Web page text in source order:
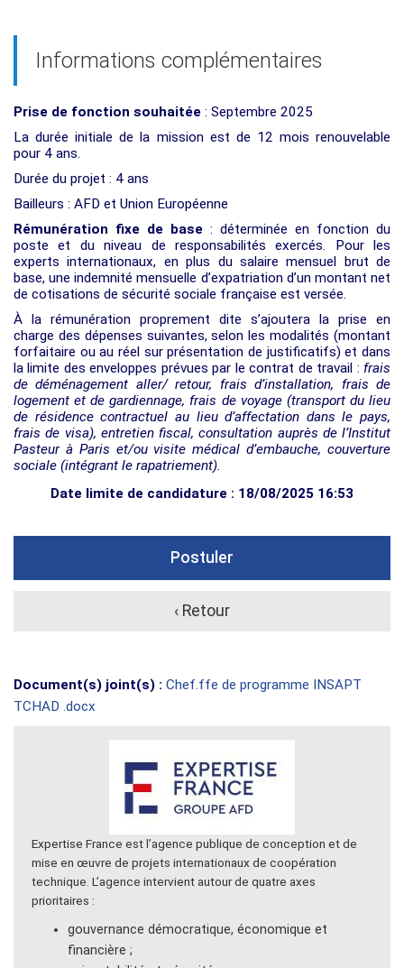
Informations complémentaires
Prise de fonction souhaitée : Septembre 2025
La durée initiale de la mission est de 12 mois renouvelable
pour 4 ans.
Durée du projet : 4 ans
Bailleurs : AFD et Union Européenne
Rémunération fixe de base : déterminée en fonction du
poste et du niveau de responsabilités exercés. Pour les
experts internationaux, en plus du salaire mensuel brut de
base, une indemnité mensuelle d’expatriation d’un montant net
de cotisations de sécurité sociale française est versée.
À la rémunération proprement dite s’ajoutera la prise en
charge des dépenses suivantes, selon les modalités (montant
forfaitaire ou au réel sur présentation de justificatifs) et dans
la limite des enveloppes prévues par le contrat de travail : frais
de déménagement aller/ retour, frais d’installation, frais de
logement et de gardiennage, frais de voyage (transport du lieu
de résidence contractuel au lieu d’affectation dans le pays,
frais de visa), entretien fiscal, consultation auprès de l’Institut
Pasteur à Paris et/ou visite médical d’embauche, couverture
sociale (intégrant le rapatriement).
Date limite de candidature : 18/08/2025 16:53
Postuler
‹ Retour
Document(s) joint(s) : Chef.ffe de programme INSAPT
TCHAD .docx
Expertise France est l’agence publique de conception et de
mise en œuvre de projets internationaux de coopération
technique. L’agence intervient autour de quatre axes
prioritaires :
gouvernance démocratique, économique et
financière ;